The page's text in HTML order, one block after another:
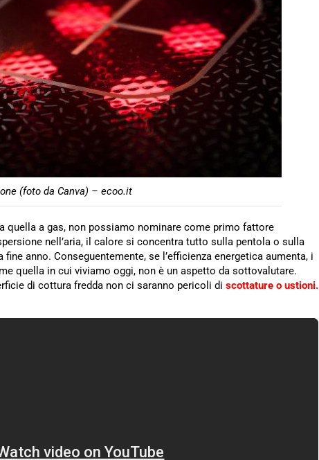
(foto da Canva) – ecoo.it
quella a gas, non possiamo nominare come primo fattore
nell’aria, il calore si concentra tutto sulla pentola o sulla
anno. Conseguentemente, se l’efficienza energetica aumenta, i
quella in cui viviamo oggi, non è un aspetto da sottovalutare.
di cottura fredda non ci saranno pericoli di scottature o ustioni.